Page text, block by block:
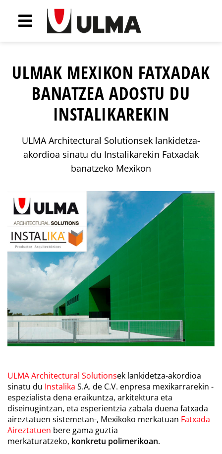
ULMAK MEXIKON FATXADAK
BANATZEA ADOSTU DU
INSTALIKAREKIN
ULMA Architectural Solutionsek lankidetza-
akordioa sinatu du Instalikarekin Fatxadak
banatzeko Mexikon
ULMA Architectural Solutionsek lankidetza-akordioa
sinatu du Instalika S.A. de C.V. enpresa mexikarrarekin -
espezialista dena eraikuntza, arkitektura eta
diseinugintzan, eta esperientzia zabala duena fatxada
aireztatuen sistemetan-, Mexikoko merkatuan Fatxada
Aireztatuen bere gama guztia
merkaturatzeko, konkretu polimerikoan.